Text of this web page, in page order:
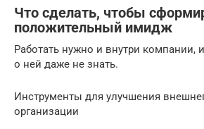
Что сделать, чтобы
положительный имидж
Работать нужно и внутри компании,
о ней даже не знать.
Инструменты для улучшения
организации